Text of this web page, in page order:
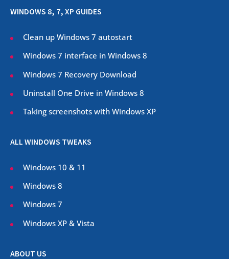
WINDOWS 8, 7, XP GUIDES
Clean up Windows 7 autostart
Windows 7 interface in Windows 8
Windows 7 Recovery Download
Uninstall One Drive in Windows 8
Taking screenshots with Windows XP
ALL WINDOWS TWEAKS
Windows 10 & 11
Windows 8
Windows 7
Windows XP & Vista
ABOUT US